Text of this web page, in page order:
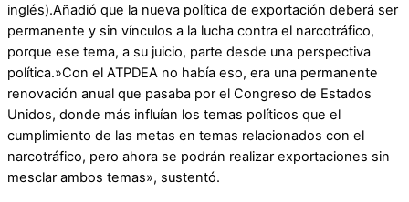
inglés).Añadió que la nueva política de exportación deberá ser
permanente y sin vínculos a la lucha contra el narcotráfico,
porque ese tema, a su juicio, parte desde una perspectiva
política.»Con el ATPDEA no había eso, era una permanente
renovación anual que pasaba por el Congreso de Estados
Unidos, donde más influían los temas políticos que el
cumplimiento de las metas en temas relacionados con el
narcotráfico, pero ahora se podrán realizar exportaciones sin
mesclar ambos temas», sustentó.